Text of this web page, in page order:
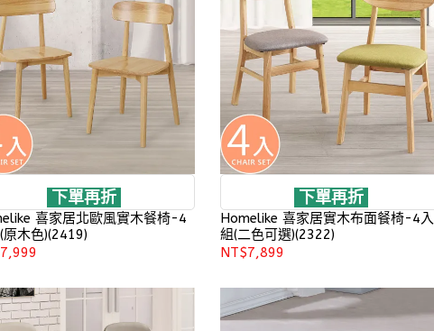
下單再折
喜家居北歐風實木餐椅-4
原木色)(2419)
下單再折
Homelike 喜家居實木布面餐椅-4入
組(二色可選)(2322)
NT$7,899